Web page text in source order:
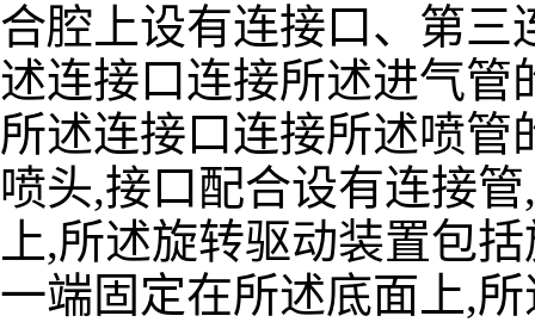
合腔上设有连接口、第三
述连接口连接所述进气管
所述连接口连接所述喷
喷头,接口配合设有连接
上,所述旋转驱动装置包
一端固定在所述底面上,